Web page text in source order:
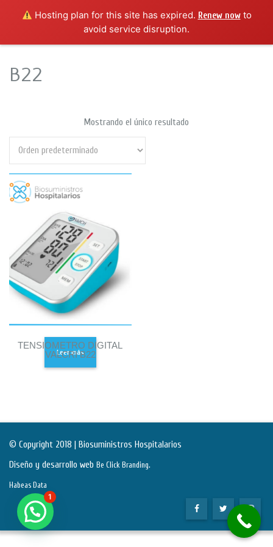
Hosting plan for this site has expired. Renew nowto
avoid service disruption.
B22
Mostrando el único resultado
TENSIOMETRO DIGITAL
VALCRI B22
Leer más
© Copyright 2018 | Biosuministros Hospitalarios
Diseño y desarrollo web Be Click Branding.
Habeas Data
1